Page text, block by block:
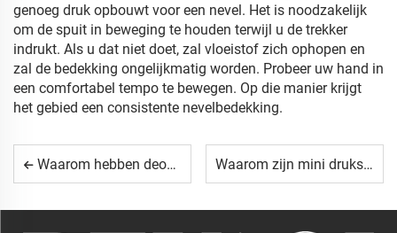
genoeg druk opbouwt voor een nevel. Het is noodzakelijk
om de spuit in beweging te houden terwijl u de trekker
indrukt. Als u dat niet doet, zal vloeistof zich ophopen en
zal de bedekking ongelijkmatig worden. Probeer uw hand in
een comfortabel tempo te bewegen. Op die manier krijgt
het gebied een consistente nevelbedekking.
Waarom hebben deodorantflessen een veilige sluiting nodig? Waarom zijn mini drukspuiters populair voor sampleproducten?